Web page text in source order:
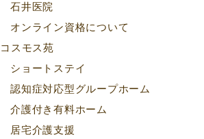
石井医院
オンライン資格について
コスモス苑
ショートステイ
認知症対応型グループホーム
介護付き有料ホーム
居宅介護支援